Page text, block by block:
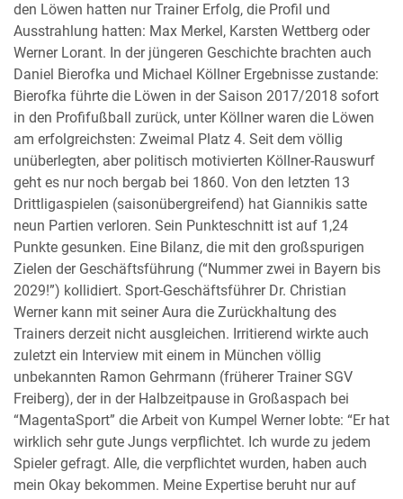
den Löwen hatten nur Trainer Erfolg, die Profil und
Ausstrahlung hatten: Max Merkel, Karsten Wettberg oder
Werner Lorant. In der jüngeren Geschichte brachten auch
Daniel Bierofka und Michael Köllner Ergebnisse zustande:
Bierofka führte die Löwen in der Saison 2017/2018 sofort
in den Profifußball zurück, unter Köllner waren die Löwen
am erfolgreichsten: Zweimal Platz 4. Seit dem völlig
unüberlegten, aber politisch motivierten Köllner-Rauswurf
geht es nur noch bergab bei 1860. Von den letzten 13
Drittligaspielen (saisonübergreifend) hat Giannikis satte
neun Partien verloren. Sein Punkteschnitt ist auf 1,24
Punkte gesunken. Eine Bilanz, die mit den großspurigen
Zielen der Geschäftsführung (“Nummer zwei in Bayern bis
2029!”) kollidiert. Sport-Geschäftsführer Dr. Christian
Werner kann mit seiner Aura die Zurückhaltung des
Trainers derzeit nicht ausgleichen. Irritierend wirkte auch
zuletzt ein Interview mit einem in München völlig
unbekannten Ramon Gehrmann (früherer Trainer SGV
Freiberg), der in der Halbzeitpause in Großaspach bei
“MagentaSport” die Arbeit von Kumpel Werner lobte: “Er hat
wirklich sehr gute Jungs verpflichtet. Ich wurde zu jedem
Spieler gefragt. Alle, die verpflichtet wurden, haben auch
mein Okay bekommen. Meine Expertise beruht nur auf